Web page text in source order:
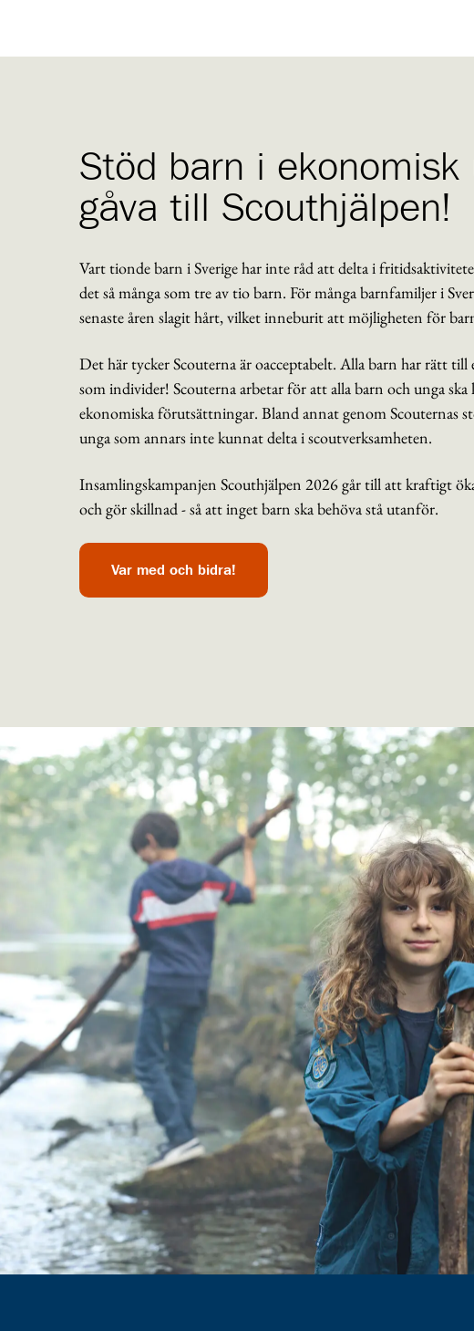
Stöd barn i
gåva till Scouthjälpen!
Vart tionde barn i Sverige har inte råd att delta i
det så många som tre av tio barn. För många barnfamiljer i
senaste åren slagit hårt, vilket inneburit att möjligheten för
Det här tycker Scouterna är oacceptabelt. Alla barn har rätt
som individer! Scouterna arbetar för att alla barn och unga
ekonomiska förutsättningar. Bland annat genom Scouternas
unga som annars inte kunnat delta i scoutverksamheten.
Insamlingskampanjen Scouthjälpen 2026 går till att kraftigt
och gör skillnad - så att inget barn ska behöva stå utanför.
Var med och bidra!